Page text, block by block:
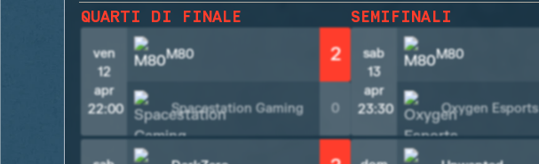
QUARTI DI FINALE
ven
12
apr
22:00
M80 2
Spacestation Gaming 0
SEMIFINALI
sab
13
apr
23:30
M80
Oxygen Esports